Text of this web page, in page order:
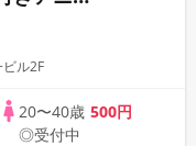
ル2F
20〜40歳 500円
◎受付中